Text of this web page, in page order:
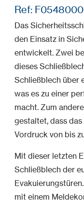
Ref:
Das
den Einsatz in
entwickelt. Zwei
dieses
Schließblech über
was es zu einer
macht. Zum
gestaltet, dass
Vordruck von bis
Mit dieser letzten
Schließblech der
mit einem